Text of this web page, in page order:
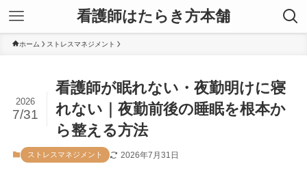
看護師はたらき方本舗
ホーム ストレスマネジメント
看護師が眠れない・夜勤明けに寝
れない｜夜勤前後の睡眠を根本か
ら整える方法
2026
7/31
ストレスマネジメント 2026年7月31日